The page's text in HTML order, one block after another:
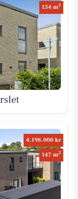
134 m2
4.198.000 kr
147 m2